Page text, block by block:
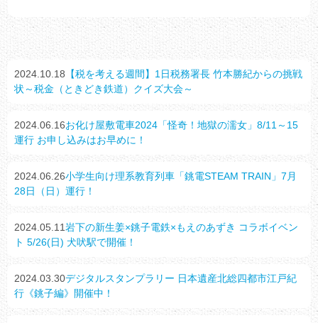
2024.10.18 【税を考える週間】1日税務署長 竹本勝紀からの挑戦
状～税金（ときどき鉄道）クイズ大会～
2024.06.16お化け屋敷電車2024「怪奇！地獄の濡女」8/11～15
運行 お申し込みはお早めに！
2024.06.26小学生向け理系教育列車「銚電STEAM TRAIN」7月
28日（日）運行！
2024.05.11岩下の新生姜×銚子電鉄×もえのあずき コラボイベン
ト 5/26(日) 犬吠駅で開催！
2024.03.30デジタルスタンプラリー 日本遺産北総四都市江戸紀
行《銚子編》開催中！